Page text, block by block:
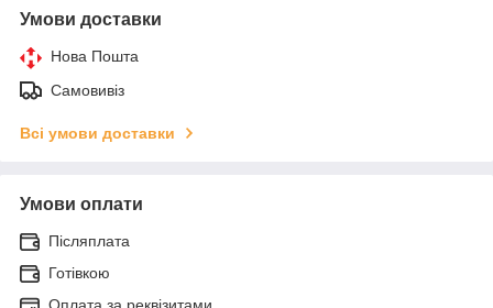
Умови доставки
Нова Пошта
Самовивіз
Всі умови доставки
Умови оплати
Післяплата
Готівкою
Оплата за реквізитами